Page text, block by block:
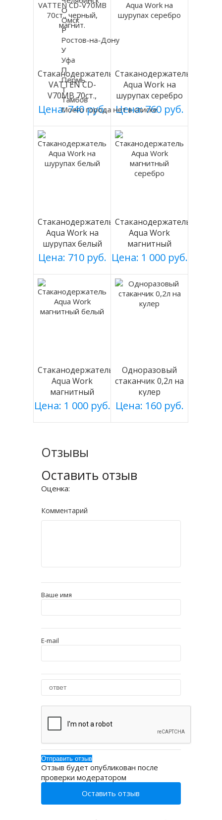
Стаканодержатель
VATTEN CD-
V70MB 70ст.,
черный, магнит.
Цена: 740 руб.
Стаканодержатель
Aqua Work на
шурупах серебро
Цена: 760 руб.
Стаканодержатель
Aqua Work на
шурупах белый
Цена: 710 руб.
Стаканодержатель
Aqua Work
магнитный
серебро
Цена: 1 000 руб.
Стаканодержатель
Aqua Work
магнитный
белый
Цена: 1 000 руб.
Одноразовый
стаканчик 0,2л на
кулер
Цена: 160 руб.
Отзывы
Оставить отзыв
Оценка:
Комментарий
Ваше имя
E-mail
Отзыв будет опубликован после
проверки модератором
Оставить отзыв
О
Омск
Р
Ростов-на-Дону
У
Уфа
П
Пермь
Т
Тамбов
Моего города нет в списке